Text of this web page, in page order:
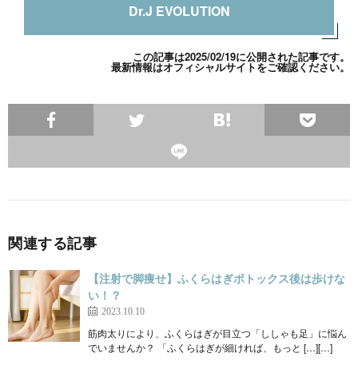
Dr.J EVOLUTION
この記事は2025/02/19に公開された記事です。
最新情報はオフィシャルサイトをご確認ください。
関連する記事
【注射で脚痩せ】ふくらはぎボトックス後は歩けな
い！？
2023.10.10
筋肉太りにより、ふくらはぎが目立つ「ししゃも足」に悩ん
でいませんか？ 「ふくらはぎが細ければ、もっと […][…]